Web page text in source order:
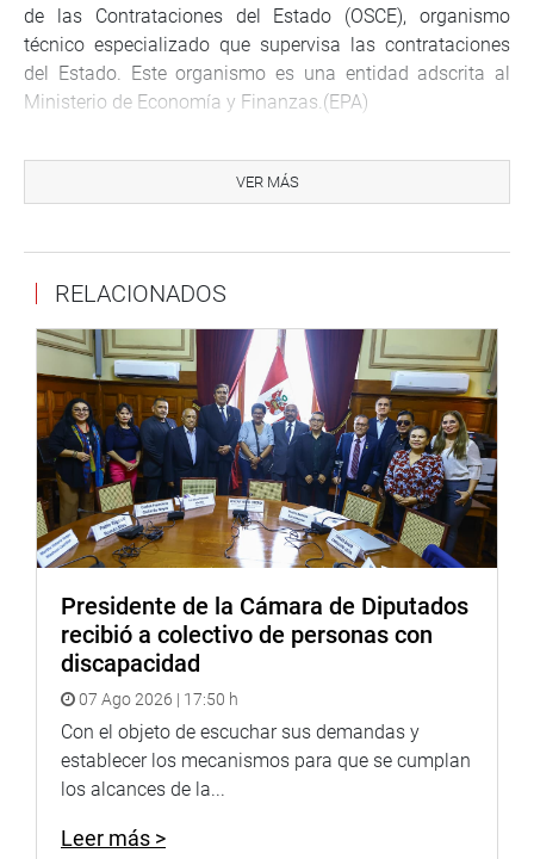
de las Contrataciones del Estado (OSCE), organismo
técnico especializado que supervisa las contrataciones
del Estado. Este organismo es una entidad adscrita al
Ministerio de Economía y Finanzas.(EPA)
PRENSA-CONGRESO 3-10-2018
Puede encontrar más información en nuestra página web
y redes sociales.
Heraldo:goo.gl/Ty5Tto
Portal: http://www.congreso.gob.pe/
Facebook:https://goo.gl/s5t7XN
Twitter:https://goo.gl/iMywRR
https://goo.gl/VBXBNk
Radio:goo.gl/hMwTg1
fotografia.congreso.gob.pe
VER MÁS
RELACIONADOS
Presidente de la Cámara de Diputados
recibió a colectivo de personas con
discapacidad
07 Ago 2026 | 17:50 h
Con el objeto de escuchar sus demandas y
establecer los mecanismos para que se cumplan
los alcances de la...
Leer más >